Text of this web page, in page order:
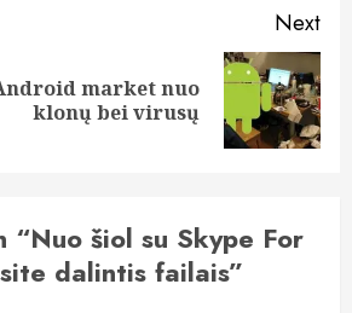
Next
market nuo
klonų bei virusų
“Nuo šiol su Skype For
dalintis failais”